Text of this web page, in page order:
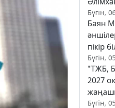
Бүгін,
Баян
пікір
Бүгін,
"ТЖБ,
2027
Бүгін,